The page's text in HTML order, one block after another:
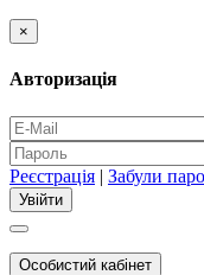
×
Авторизація
Реєстрація | Забули
Особистий кабінет